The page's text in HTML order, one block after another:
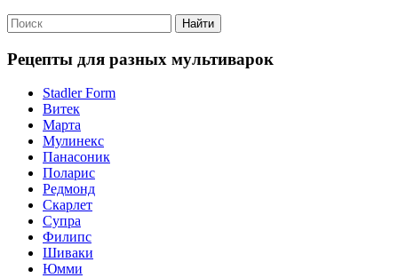
Рецепты для разных мультиварок
Stadler Form
Витек
Марта
Мулинекс
Панасоник
Поларис
Редмонд
Скарлет
Супра
Филипс
Шиваки
Юмми